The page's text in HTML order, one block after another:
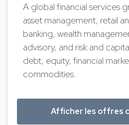
A global financial services
asset management, retail
banking, wealth
advisory, and risk and
debt, equity, financial
commodities.
Afficher les offres